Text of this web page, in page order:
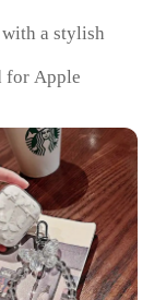
a stylish
for Apple
adding a
shock
and buttons